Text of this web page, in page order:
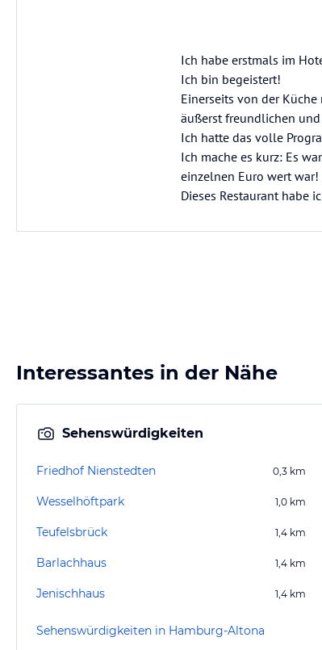
Ich habe erstmals im
Ich bin begeistert!
Einerseits von der
äußerst freundlichen
Ich hatte das volle
Ich mache es kurz: Es
einzelnen Euro wert war!
Dieses Restaurant habe
Interessantes in der Nähe
Sehenswürdigkeiten
Friedhof Nienstedten 0,3 km
Wesselhöftpark 1,0 km
Teufelsbrück 1,4 km
Barlachhaus 1,4 km
Jenischhaus 1,4 km
Sehenswürdigkeiten in Hamburg-Altona